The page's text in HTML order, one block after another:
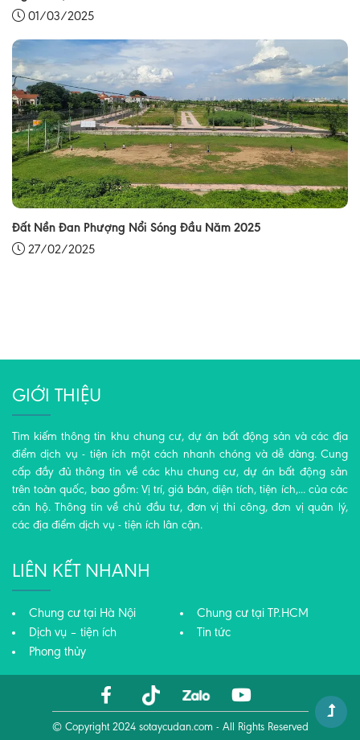
01/03/2025
Đất Nền Đan Phượng Nổi Sóng Đầu Năm 2025
27/02/2025
GIỚI THIỆU
Tìm kiếm thông tin khu chung cư, dự án bất động sản và các địa
điểm dịch vụ - tiện ích một cách nhanh chóng và dễ dàng. Cung
cấp đầy đủ thông tin về các khu chung cư, dự án bất động sản
trên toàn quốc, bao gồm: Vị trí, giá bán, diện tích, tiện ích,... của các
căn hộ. Thông tin về chủ đầu tư, đơn vị thi công, đơn vị quản lý,
các địa điểm dịch vụ - tiện ích lân cận.
LIÊN KẾT NHANH
Chung cư tại Hà Nội
Chung cư tại TP.HCM
Dịch vụ – tiện ích
Tin tức
Phong thủy
© Copyright 2024 sotaycudan.com- All Rights Reserved